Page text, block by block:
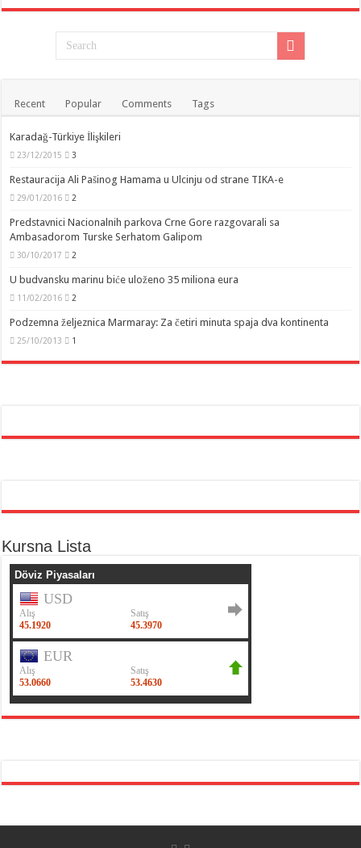
Recent Popular Comments Tags
Karadağ-Türkiye İlişkileri
23/12/2015 3
Restauracija Ali Pašinog Hamama u Ulcinju od strane TIKA-e
29/01/2016 2
Predstavnici Nacionalnih parkova Crne Gore razgovarali sa
Ambasadorom Turske Serhatom Galipom
30/10/2017 2
U budvansku marinu biće uloženo 35 miliona eura
11/02/2016 2
Podzemna željeznica Marmaray: Za četiri minuta spaja dva kontinenta
25/10/2013 1
Kursna Lista